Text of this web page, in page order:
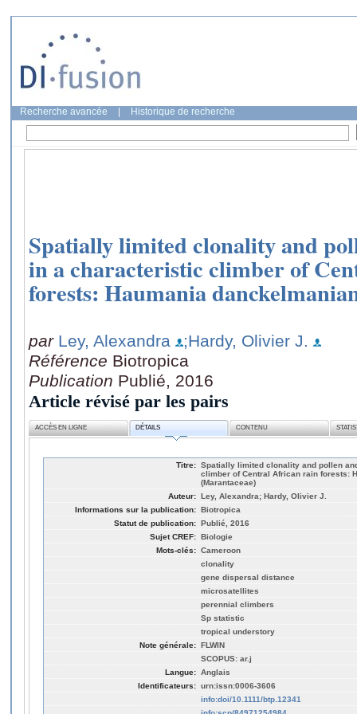
Recherche avancée Historique de recherche
Spatially limited clonality and
in a characteristic climber of
forests: Haumania
par Ley, Alexandra
;Hardy, Olivier J.
Référence Biotropica
Publication Publié, 2016
Article révisé par les pairs
ACCÈS EN LIGNE DÉTAILS CONTENU
Titre: Spatially limited clonality and pollen
climber of Central African rain forests:
(Marantaceae)
Auteur: Ley, Alexandra; Hardy, Olivier J.
Informations sur la publication: Biotropica
Statut de publication: Publié, 2016
Sujet CREF: Biologie
Mots-clés: Cameroon
clonality
gene dispersal distance
microsatellites
perennial climbers
Sp statistic
tropical understory
Note générale: FLWIN
SCOPUS: ar.j
Langue: Anglais
Identificateurs: urn:issn:0006-3606
info:doi/10.1111/btp.12341